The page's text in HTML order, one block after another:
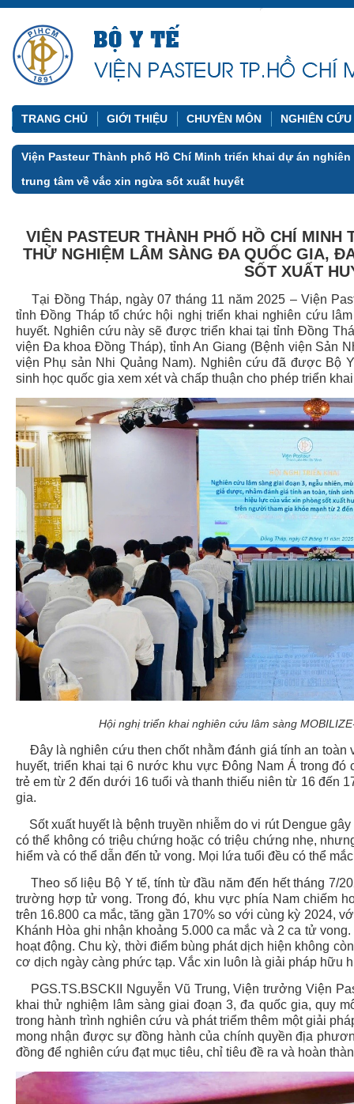
TRANG CHỦ GIỚI THIỆU CHUYÊN MÔN NGHIÊN
Viện Pasteur Thành phố Hồ Chí Minh triển khai dự án
trung tâm về vắc xin ngừa sốt xuất huyết
VIỆN PASTEUR THÀNH PHỐ HỒ CHÍ
THỬ NGHIỆM LÂM SÀNG ĐA QUỐC GIA,
SỐT XUẤT
Tại Đồng Tháp, ngày 07 tháng 11 năm 2025 – Viện
tỉnh Đồng Tháp tổ chức hội nghị triển khai nghiên cứu
huyết. Nghiên cứu này sẽ được triển khai tại tỉnh Đồng
viện Đa khoa Đồng Tháp), tỉnh An Giang (Bệnh viện Sản
viện Phụ sản Nhi Quảng Nam). Nghiên cứu đã được Bộ
sinh học quốc gia xem xét và chấp thuận cho phép triển
Hội nghị triển khai nghiên cứu lâm sàng
Đây là nghiên cứu then chốt nhằm đánh giá tính an toàn
huyết, triển khai tại 6 nước khu vực Đông Nam Á trong
trẻ em từ 2 đến dưới 16 tuổi và thanh thiếu niên từ 16 đến
gia.
Sốt xuất huyết là bệnh truyền nhiễm do vi rút Dengue
có thể không có triệu chứng hoặc có triệu chứng nhẹ,
hiểm và có thể dẫn đến tử vong. Mọi lứa tuổi đều có thể
Theo số liệu Bộ Y tế, tính từ đầu năm đến hết tháng 7/
trường hợp tử vong. Trong đó, khu vực phía Nam chiếm
trên 16.800 ca mắc, tăng gần 170% so với cùng kỳ 2024,
Khánh Hòa ghi nhận khoảng 5.000 ca mắc và 2 ca tử
hoạt động. Chu kỳ, thời điểm bùng phát dịch hiện không
cơ dịch ngày càng phức tạp. Vắc xin luôn là giải pháp hữu
PGS.TS.BSCKII Nguyễn Vũ Trung, Viện trưởng Viện
khai thử nghiệm lâm sàng giai đoạn 3, đa quốc gia, quy
trong hành trình nghiên cứu và phát triểm thêm một giải
mong nhận được sự đồng hành của chính quyền địa
đồng để nghiên cứu đạt mục tiêu, chỉ tiêu đề ra và hoàn